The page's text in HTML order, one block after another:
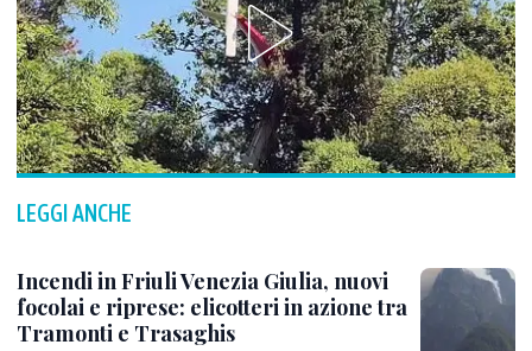
LEGGI ANCHE
Incendi in Friuli Venezia Giulia, nuovi
focolai e riprese: elicotteri in azione tra
Tramonti e Trasaghis